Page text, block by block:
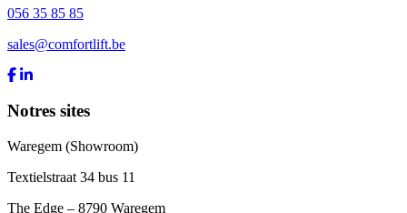
056 35 85 85
sales@comfortlift.be
Notres sites
Waregem (Showroom)
Textielstraat 34 bus 11
The Edge – 8790 Waregem